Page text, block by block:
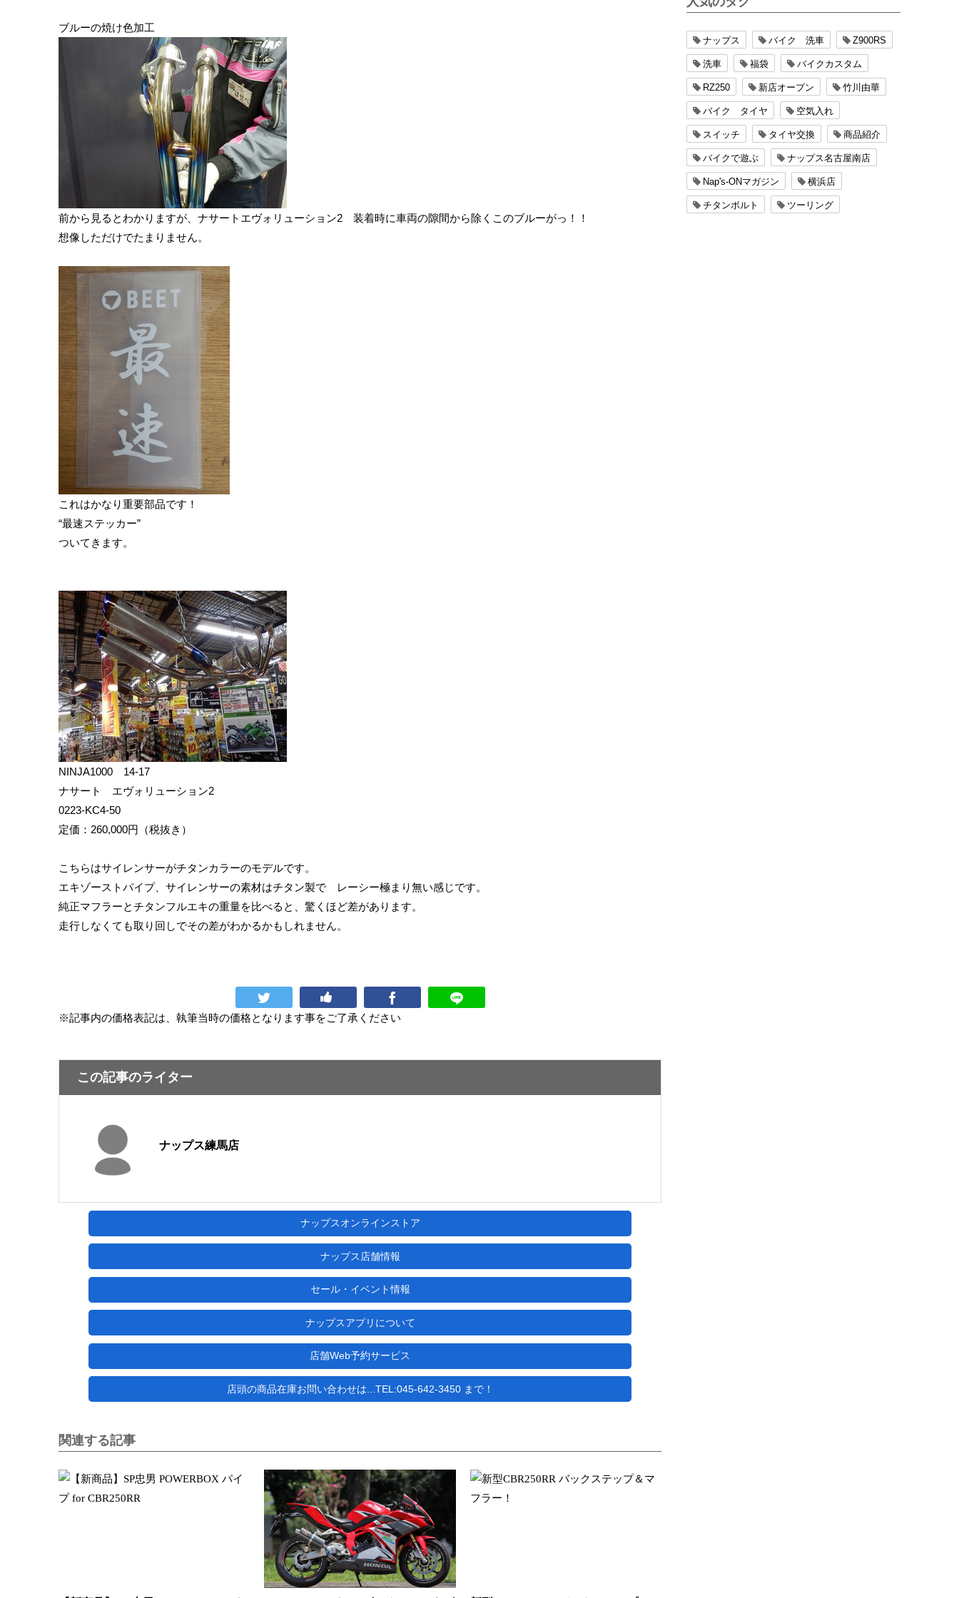
ブルーの焼け色加工
前から見るとわかりますが、ナサートエヴォリューション2 装着時に車両の隙間から除くこのブルーがっ！！
想像しただけでたまりません。
これはかなり重要部品です！
“最速ステッカー”
ついてきます。
NINJA1000 14-17
ナサート エヴォリューション2
0223-KC4-50
定価：260,000円（税抜き）
こちらはサイレンサーがチタンカラーのモデルです。
エキゾーストパイプ、サイレンサーの素材はチタン製で レーシー極まり無い感じです。
純正マフラーとチタンフルエキの重量を比べると、驚くほど差があります。
走行しなくても取り回しでその差がわかるかもしれません。
※記事内の価格表記は、執筆当時の価格となります事をご了承ください
この記事のライター
ナップス練馬店
ナップスオンラインストア
ナップス店舗情報
セール・イベント情報
ナップスアプリについて
店舗Web予約サービス
店頭の商品在庫お問い合わせは...TEL:045-642-3450 まで！
関連する記事
ナップス バイク 洗車 Z900RS
洗車 福袋 バイクカスタム
RZ250 新店オープン 竹川由華
バイク タイヤ 空気入れ
スイッチ タイヤ交換 商品紹介
バイクで遊ぶ ナップス名古屋南店
Nap's-ONマガジン 横浜店
チタンボルト ツーリング